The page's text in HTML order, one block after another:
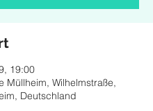
19:00
Müllheim, Wilhelmstraße,
Deutschland